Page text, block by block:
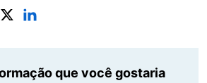
que você gostaria